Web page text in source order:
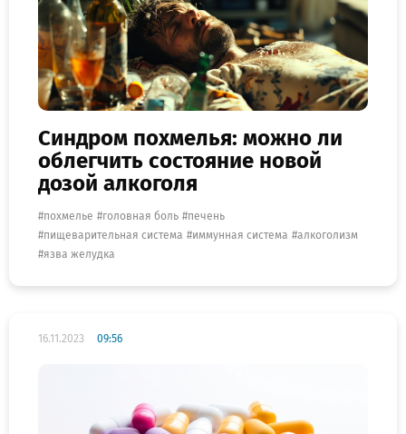
Синдром похмелья: можно ли
облегчить состояние новой
дозой алкоголя
похмелье головная боль
печень
пищеварительная система
иммунная система
алкоголизм
язва желудка
16.11.2023 09:56